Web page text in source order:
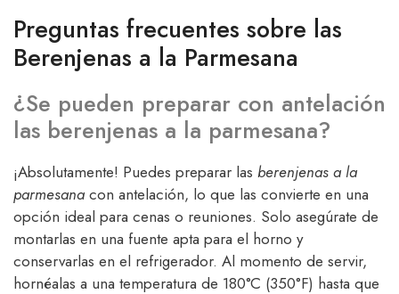
Preguntas frecuentes sobre las
Berenjenas a la Parmesana
¿Se pueden preparar con antelación
las berenjenas a la parmesana?
¡Absolutamente! Puedes preparar las berenjenas a la
parmesana con antelación, lo que las convierte en una
opción ideal para cenas o reuniones. Solo asegúrate de
montarlas en una fuente apta para el horno y
conservarlas en el refrigerador. Al momento de servir,
hornéalas a una temperatura de 180°C (350°F) hasta que